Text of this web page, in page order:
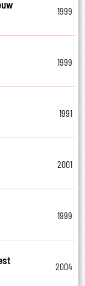
1999
1999
1991
2001
1999
2004